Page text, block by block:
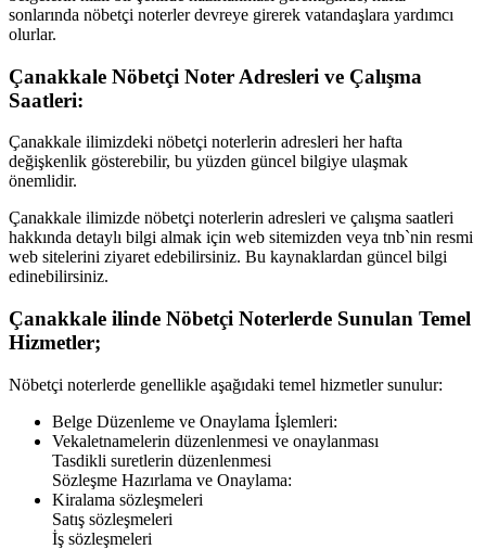
sonlarında nöbetçi noterler devreye girerek vatandaşlara yardımcı
olurlar.
Çanakkale Nöbetçi Noter Adresleri ve Çalışma
Saatleri:
Çanakkale ilimizdeki nöbetçi noterlerin adresleri her hafta
değişkenlik gösterebilir, bu yüzden güncel bilgiye ulaşmak
önemlidir.
Çanakkale ilimizde nöbetçi noterlerin adresleri ve çalışma saatleri
hakkında detaylı bilgi almak için web sitemizden veya tnb`nin resmi
web sitelerini ziyaret edebilirsiniz. Bu kaynaklardan güncel bilgi
edinebilirsiniz.
Çanakkale ilinde Nöbetçi Noterlerde Sunulan Temel
Hizmetler;
Nöbetçi noterlerde genellikle aşağıdaki temel hizmetler sunulur:
Belge Düzenleme ve Onaylama İşlemleri:
Vekaletnamelerin düzenlenmesi ve onaylanması
Tasdikli suretlerin düzenlenmesi
Sözleşme Hazırlama ve Onaylama:
Kiralama sözleşmeleri
Satış sözleşmeleri
İş sözleşmeleri